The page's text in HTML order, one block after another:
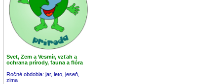
Svet, Zem a Vesmír, vzťah a
ochrana prírody, fauna a flóra
Ročné obdobia: jar, leto, jeseň,
zima